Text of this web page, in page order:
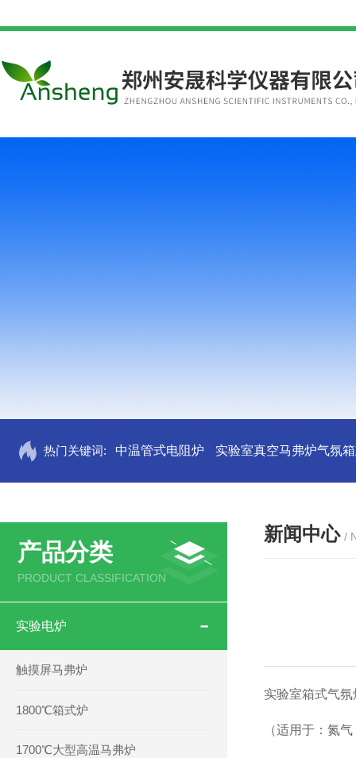
热门关键词: 中温管式电阻炉 实验室真空马弗炉气氛
产品分类
PRODUCT CLASSIFICATION
实验电炉
触摸屏马弗炉
1800℃箱式炉
1700℃大型高温马弗炉
新闻中心 /
实验室箱式气
（适用于：氮